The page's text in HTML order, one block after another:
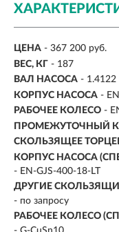
ЦЕНА - 367 200 руб.
ВЕС, КГ - 187
ВАЛ НАСОСА - 1.4122
КОРПУС НАСОСА -
РАБОЧЕЕ КОЛЕСО -
ПРОМЕЖУТОЧНЫЙ
СКОЛЬЗЯЩЕЕ
КОРПУС НАСОСА
- EN-GJS-400-18-LT
ДРУГИЕ
- по запросу
РАБОЧЕЕ КОЛЕСО